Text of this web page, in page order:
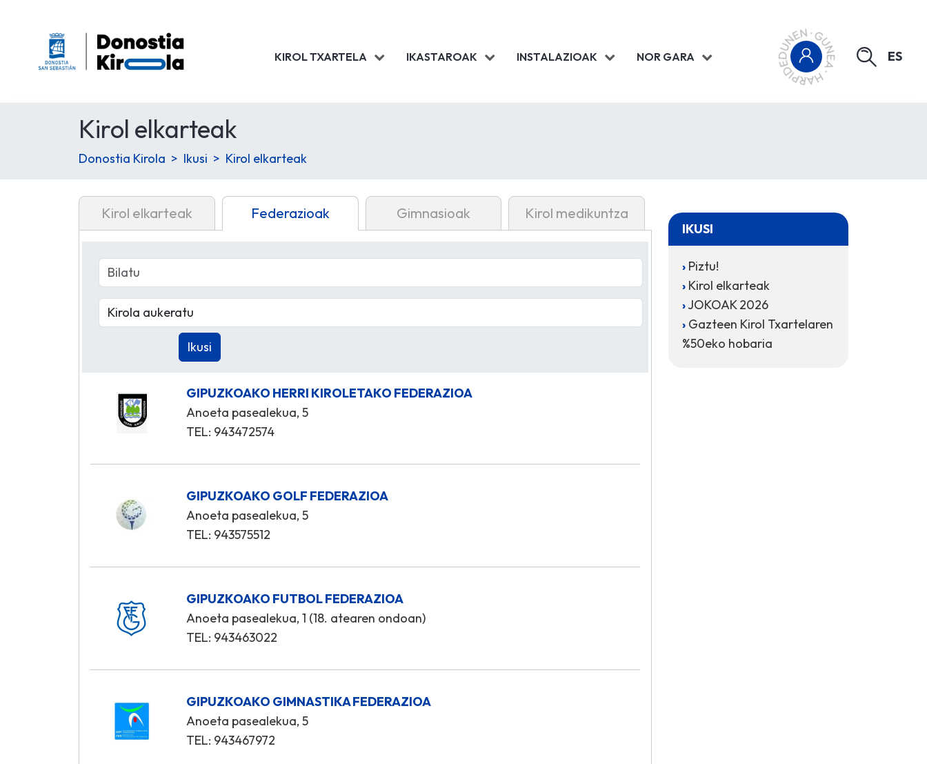
KIROL TXARTELA IKASTAROAK INSTALAZIOAK NOR GARA ES
Kirol elkarteak
Donostia Kirola Ikusi Kirol elkarteak
Kirol elkarteak Federazioak Gimnasioak Kirol medikuntza
GIPUZKOAKO HERRI KIROLETAKO FEDERAZIOA
Anoeta pasealekua, 5
TEL: 943472574
GIPUZKOAKO GOLF FEDERAZIOA
Anoeta pasealekua, 5
TEL: 943575512
GIPUZKOAKO FUTBOL FEDERAZIOA
Anoeta pasealekua, 1 (18. atearen ondoan)
TEL: 943463022
GIPUZKOAKO GIMNASTIKA FEDERAZIOA
Anoeta pasealekua, 5
TEL: 943467972
IKUSI
Piztu!
Kirol elkarteak
JOKOAK 2026
Gazteen Kirol Txartelaren
%50eko hobaria